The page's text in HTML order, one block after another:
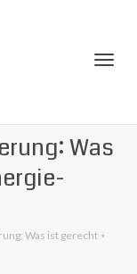
Was
Was ist gerecht ⋆